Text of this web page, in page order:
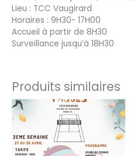
Lieu : TCC Vaugirard
Horaires : 9H30- 17H00
Accueil à partir de 8H30
Surveillance jusqu’à 18H30
Produits similaires